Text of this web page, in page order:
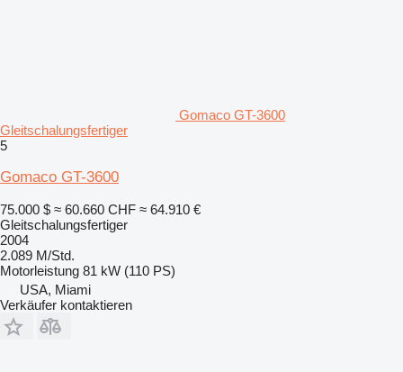
Gomaco GT-3600
Gleitschalungsfertiger
5
Gomaco GT-3600
75.000 $ ≈ 60.660 CHF ≈ 64.910 €
Gleitschalungsfertiger
2004
2.089 M/Std.
Motorleistung 81 kW (110 PS)
USA, Miami
Verkäufer kontaktieren